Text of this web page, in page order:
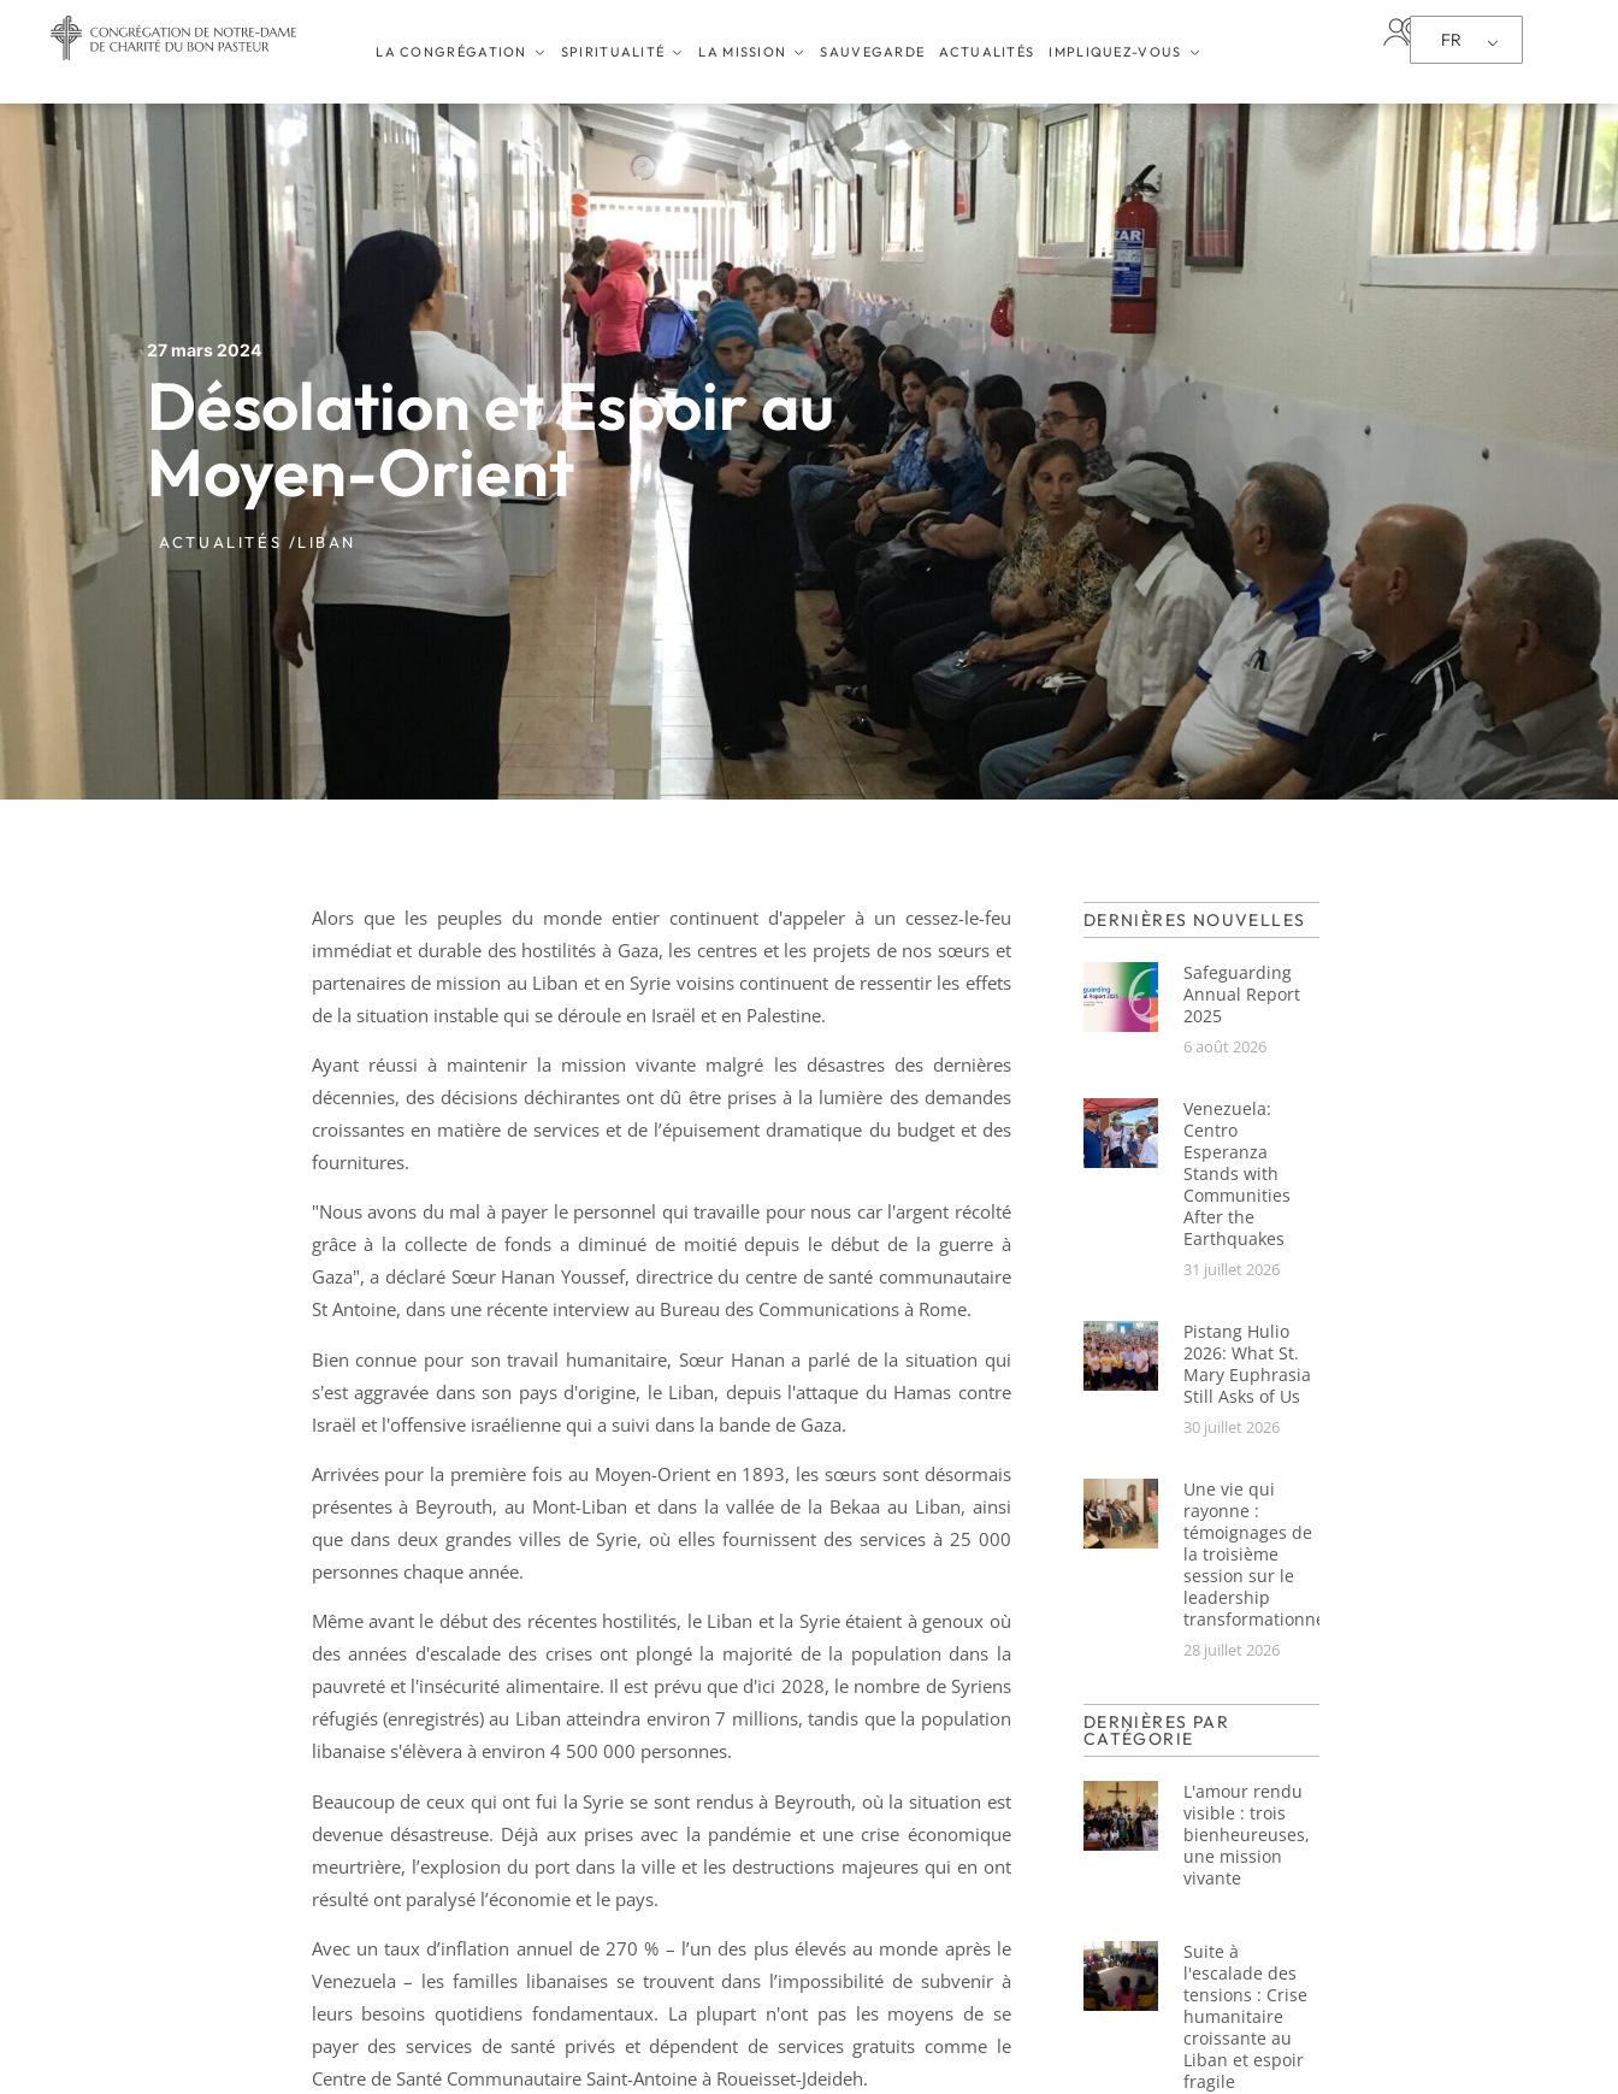
LA CONGRÉGATION SPIRITUALITÉ LA MISSION SAUVEGARDE ACTUALITÉS IMPLIQUEZ-VOUS
FR
27 mars 2024
Désolation et Espoir au
Moyen-Orient
ACTUALITÉS /LIBAN
Alors que les peuples du monde entier continuent d'appeler à un cessez-le-feu
immédiat et durable des hostilités à Gaza, les centres et les projets de nos sœurs et
partenaires de mission au Liban et en Syrie voisins continuent de ressentir les effets
de la situation instable qui se déroule en Israël et en Palestine.
Ayant réussi à maintenir la mission vivante malgré les désastres des dernières
décennies, des décisions déchirantes ont dû être prises à la lumière des demandes
croissantes en matière de services et de l’épuisement dramatique du budget et des
fournitures.
"Nous avons du mal à payer le personnel qui travaille pour nous car l'argent récolté
grâce à la collecte de fonds a diminué de moitié depuis le début de la guerre à
Gaza", a déclaré Sœur Hanan Youssef, directrice du centre de santé communautaire
St Antoine, dans une récente interview au Bureau des Communications à Rome.
Bien connue pour son travail humanitaire, Sœur Hanan a parlé de la situation qui
s'est aggravée dans son pays d'origine, le Liban, depuis l'attaque du Hamas contre
Israël et l'offensive israélienne qui a suivi dans la bande de Gaza.
Arrivées pour la première fois au Moyen-Orient en 1893, les sœurs sont désormais
présentes à Beyrouth, au Mont-Liban et dans la vallée de la Bekaa au Liban, ainsi
que dans deux grandes villes de Syrie, où elles fournissent des services à 25 000
personnes chaque année.
Même avant le début des récentes hostilités, le Liban et la Syrie étaient à genoux où
des années d'escalade des crises ont plongé la majorité de la population dans la
pauvreté et l'insécurité alimentaire. Il est prévu que d'ici 2028, le nombre de Syriens
réfugiés (enregistrés) au Liban atteindra environ 7 millions, tandis que la population
libanaise s'élèvera à environ 4 500 000 personnes.
Beaucoup de ceux qui ont fui la Syrie se sont rendus à Beyrouth, où la situation est
devenue désastreuse. Déjà aux prises avec la pandémie et une crise économique
meurtrière, l’explosion du port dans la ville et les destructions majeures qui en ont
résulté ont paralysé l’économie et le pays.
Avec un taux d’inflation annuel de 270 % – l’un des plus élevés au monde après le
Venezuela – les familles libanaises se trouvent dans l’impossibilité de subvenir à
leurs besoins quotidiens fondamentaux. La plupart n'ont pas les moyens de se
payer des services de santé privés et dépendent de services gratuits comme le
Centre de Santé Communautaire Saint-Antoine à Roueisset-Jdeideh.
DERNIÈRES NOUVELLES
Safeguarding
Annual Report
2025
6 août 2026
Venezuela:
Centro
Esperanza
Stands with
Communities
After the
Earthquakes
31 juillet 2026
Pistang Hulio
2026: What St.
Mary Euphrasia
Still Asks of Us
30 juillet 2026
Une vie qui
rayonne :
témoignages de
la troisième
session sur le
leadership
transformationnel
28 juillet 2026
DERNIÈRES PAR
CATÉGORIE
L'amour rendu
visible : trois
bienheureuses,
une mission
vivante
Suite à
l'escalade des
tensions : Crise
humanitaire
croissante au
Liban et espoir
fragile